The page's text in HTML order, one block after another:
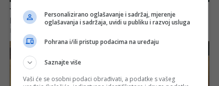
Personalizirano oglašavanje i sadržaj, mjerenje
oglašavanja i sadržaja, uvidi u publiku i razvoj usluga
Pohrana i/ili pristup podacima na uređaju
Saznajte više
Vaši će se osobni podaci obrađivati, a podatke s vašeg